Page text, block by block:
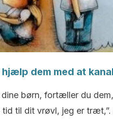
dem med at
børn, fortæller du
til dit vrøvl, jeg er